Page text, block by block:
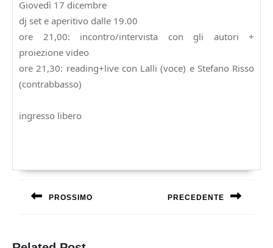
Giovedì 17 dicembre
dj set e aperitivo dalle 19.00
ore 21,00: incontro/intervista con gli autori +
proiezione video
ore 21,30: reading+live con Lalli (voce) e Stefano Risso
(contrabbasso)
ingresso libero
Navigazione
articoli
PROSSIMO PRECEDENTE